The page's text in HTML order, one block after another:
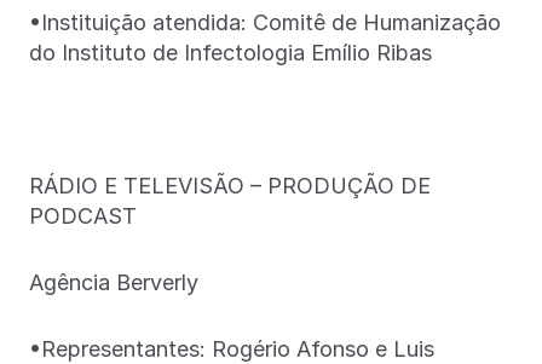
•Instituição atendida: Comitê de Humanização
do Instituto de Infectologia Emílio Ribas
RÁDIO E TELEVISÃO – PRODUÇÃO DE
PODCAST
Agência Berverly
•Representantes: Rogério Afonso e Luis